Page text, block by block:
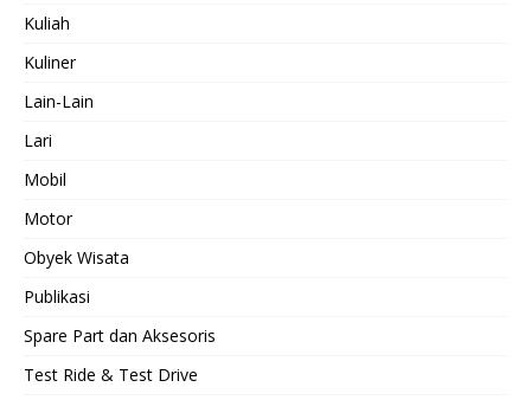
Kuliah
Kuliner
Lain-Lain
Lari
Mobil
Motor
Obyek Wisata
Publikasi
Spare Part dan Aksesoris
Test Ride & Test Drive